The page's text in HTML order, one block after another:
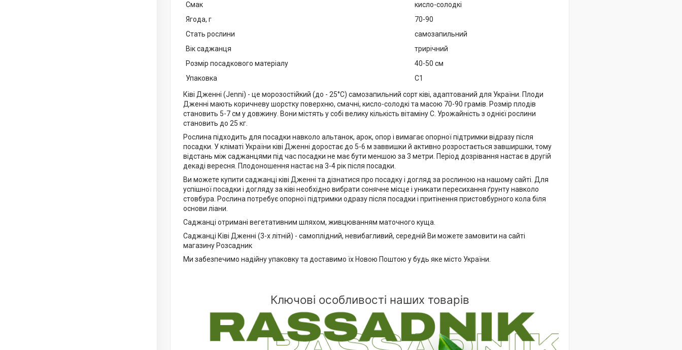
Смак
кисло-солодкі
Ягода, г
70-90
Стать рослини
самозапильний
Вік саджанця
трирічний
Розмір посадкового матеріалу
40-50 см
Упаковка
С1
Ківі Дженні (Jenni) - це морозостійкий (до - 25°C) самозапильний сорт ківі, адаптований для України. Плоди
Дженні мають коричневу шорстку поверхню, смачні, кисло-солодкі та масою 70-90 грамів. Розмір плодів
становить 5-7 см у довжину. Вони містять у собі велику кількість вітаміну С. Урожайність з однієї рослини
становить до 25 кг.
Рослина підходить для посадки навколо альтанок, арок, опор і вимагає опорної підтримки відразу після
посадки. У кліматі України ківі Дженні доростає до 5-6 м заввишки й активно розростається завширшки, тому
відстань між саджанцями під час посадки не має бути меншою за 3 метри. Період дозрівання настає в другій
декаді вересня. Плодоношення настає на 3-4 рік після посадки.
Ви можете купити саджанці ківі Дженні та дізнатися про посадку і догляд за рослиною на нашому сайті. Для
успішної посадки і догляду за ківі необхідно вибрати сонячне місце і уникати пересихання ґрунту навколо
стовбура. Рослина потребує опорної підтримки одразу після посадки і притінення пристовбурного кола біля
основи ліани.
Саджанці отримані вегетативним шляхом, живцюванням маточного куща.
Саджанці Ківі Дженні (3-х літній) - самоплідний, невибагливий, середній Ви можете замовити на сайті
магазину Розсадник
Ми забезпечимо надійну упаковку та доставимо їх Новою Поштою у будь яке місто України.
Ключові особливості наших товарів